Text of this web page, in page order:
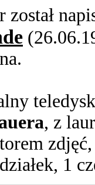
został
, z
1